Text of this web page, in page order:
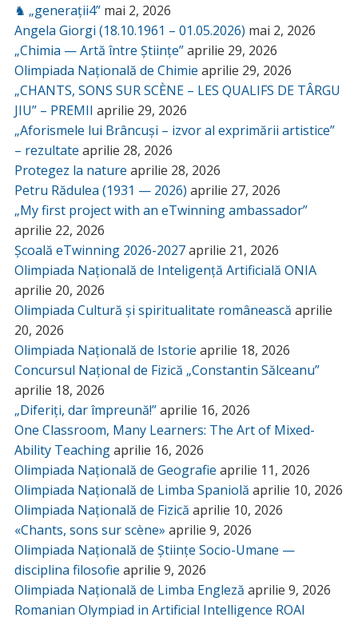
♞ „generații4” mai 2, 2026
Angela Giorgi (18.10.1961 – 01.05.2026) mai 2, 2026
„Chimia — Artă între Științe”aprilie 29, 2026
Olimpiada Națională de Chimie aprilie 29, 2026
„CHANTS, SONS SUR SCÈNE – LES QUALIFS DE TÂRGU
JIU” – PREMII aprilie 29, 2026
„Aforismele lui Brâncuși – izvor al exprimării artistice”
– rezultate aprilie 28, 2026
Protegez la nature aprilie 28, 2026
Petru Rădulea (1931 — 2026) aprilie 27, 2026
„My first project with an eTwinning ambassador”
aprilie 22, 2026
Școală eTwinning 2026-2027aprilie 21, 2026
Olimpiada Națională de Inteligență Artificială ONIA
aprilie 20, 2026
Olimpiada Cultură și spiritualitate românească aprilie
20, 2026
Olimpiada Națională de Istorie aprilie 18, 2026
Concursul Național de Fizică „Constantin Sălceanu”
aprilie 18, 2026
„Diferiți, dar împreună!”aprilie 16, 2026
One Classroom, Many Learners: The Art of Mixed-
Ability Teachingaprilie 16, 2026
Olimpiada Națională de Geografie aprilie 11, 2026
Olimpiada Națională de Limba Spaniolă aprilie 10, 2026
Olimpiada Națională de Fizică aprilie 10, 2026
«Chants, sons sur scène» aprilie 9, 2026
Olimpiada Națională de Științe Socio-Umane —
disciplina filosofie aprilie 9, 2026
Olimpiada Națională de Limba Engleză aprilie 9, 2026
Romanian Olympiad in Artificial Intelligence ROAI